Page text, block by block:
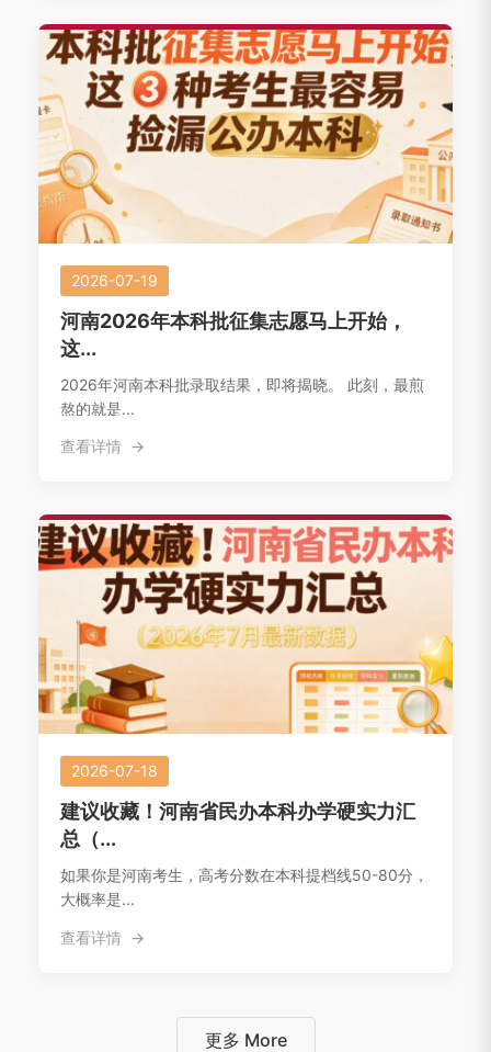
2026-07-19
河南2026年本科批征集志愿马上开始，
这...
2026年河南本科批录取结果，即将揭晓。 此刻，最煎
熬的就是...
查看详情
2026-07-18
建议收藏！河南省民办本科办学硬实力汇
总（...
如果你是河南考生，高考分数在本科提档线50-80分，
大概率是...
查看详情
更多 More